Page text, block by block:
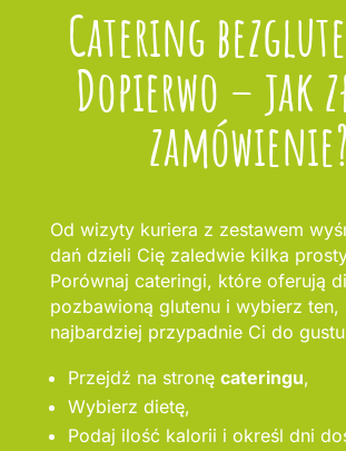
Catering
Dopierwo – jak
zamówienie?
Od wizyty kuriera z zestawem
dań dzieli Cię zaledwie kilka
Porównaj cateringi, które oferują
pozbawioną glutenu i wybierz ten,
najbardziej przypadnie Ci do
Przejdź na stronę cateringu,
Wybierz dietę,
Podaj ilość kalorii i określ dni